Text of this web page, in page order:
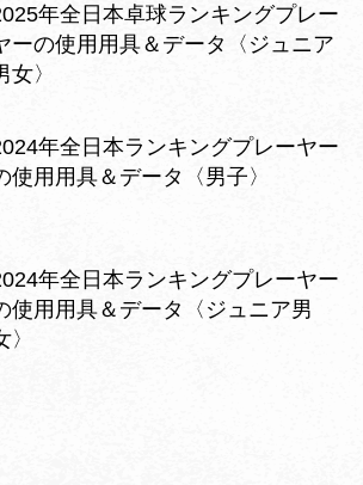
年全日本卓球ランキングプレー
ーの使用用具＆データ〈ジュニア
女〉
年全日本ランキングプレーヤー
使用用具＆データ〈男子〉
年全日本ランキングプレーヤー
使用用具＆データ〈ジュニア男
〉